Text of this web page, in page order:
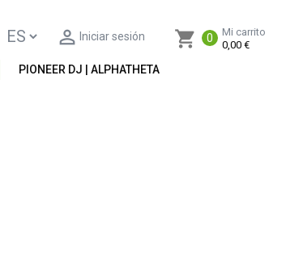
shopping_cart 0
Mi carrito
0,00 €
 Iniciar sesión
PIONEER DJ | ALPHATHETA